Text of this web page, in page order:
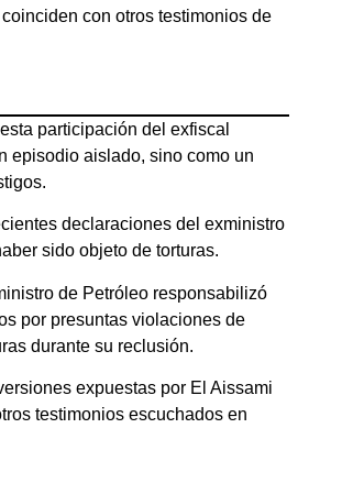
con otros testimonios de
participación del exfiscal
episodio aislado, sino como un
declaraciones del exministro
sido objeto de torturas.
de Petróleo responsabilizó
por presuntas violaciones de
durante su reclusión.
expuestas por El Aissami
testimonios escuchados en